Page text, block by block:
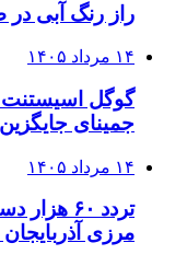
راز رنگ آبی
۱۴ مرداد ۱۴۰۵
گوگل اسیستنت
جمینای
۱۴ مرداد ۱۴۰۵
تردد ۶۰
مرزی